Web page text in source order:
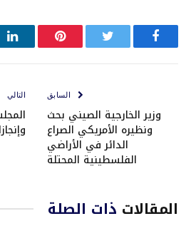
فيسبوك تويتر بينتيريست
السابق
وزير الخارجية الصيني بحث
ونظيره الأمريكي الصراع
الدائر في الأراضي
الفلسطينية المحتلة
التالي
المقالات ذات الصلة